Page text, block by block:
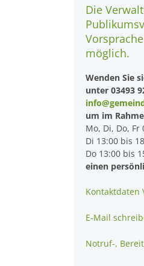
Die
möglich.
Wenden Sie
unter 03493
um im
Mo, Di, Do, Fr
Di 13:00 bis
Do 13:00 bis
einen
Kontaktdaten
E-Mail
Notruf-,